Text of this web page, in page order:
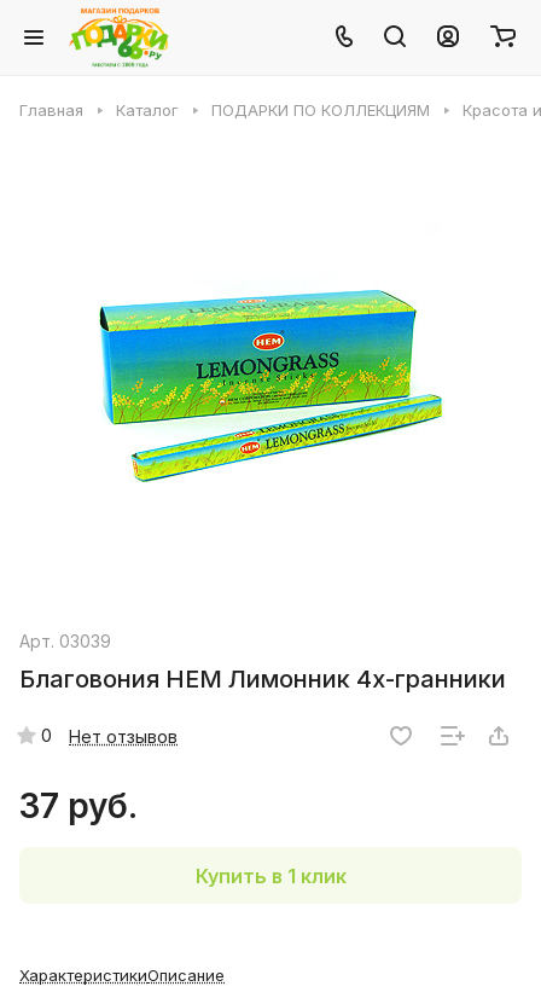
Главная Каталог ПОДАРКИ ПО КОЛЛЕКЦИЯМ Красота
Арт. 03039
Благовония HEM Лимонник 4х-гранники
0 Нет отзывов
37 руб.
Купить в 1 клик
ХарактеристикиОписание